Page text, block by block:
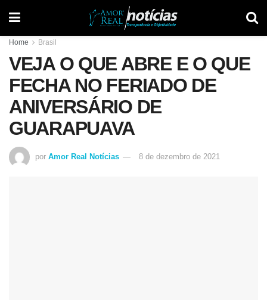
Home Brasil
VEJA O QUE ABRE E O QUE
FECHA NO FERIADO DE
ANIVERSÁRIO DE
GUARAPUAVA
por Amor Real Notícias 8 de dezembro de 2021